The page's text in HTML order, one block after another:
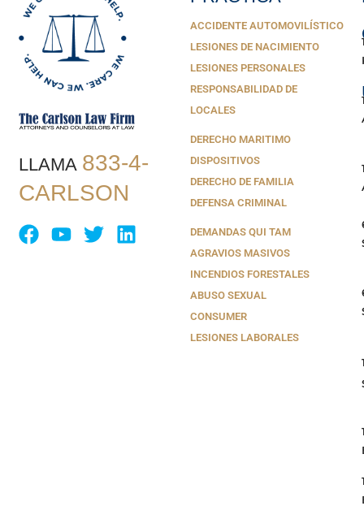
LLAMA 833-4-
CARLSON
ACCIDENTE AUTOMOVILÍSTICO
LESIONES DE NACIMIENTO
LESIONES PERSONALES
RESPONSABILIDAD DE
LOCALES
DERECHO MARITIMO
DISPOSITIVOS
DERECHO DE FAMILIA
DEFENSA CRIMINAL
DEMANDAS QUI TAM
AGRAVIOS MASIVOS
INCENDIOS FORESTALES
ABUSO SEXUAL
CONSUMER
LESIONES LABORALES